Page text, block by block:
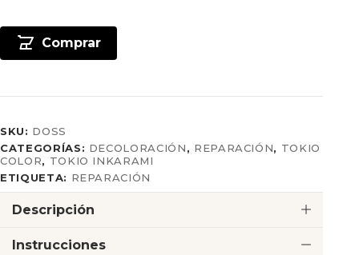
Comprar
SKU: DOSS
CATEGORÍAS: DECOLORACIÓN, REPARACIÓN, TOKIO
COLOR, TOKIO INKARAMI
ETIQUETA: REPARACIÓN
Descripción
Instrucciones